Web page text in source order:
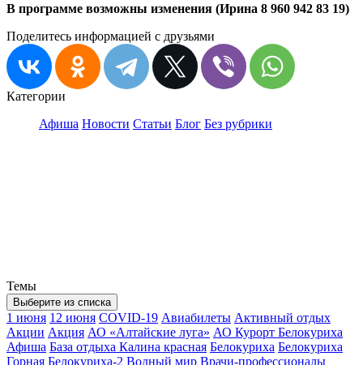
В программе возможны изменения (Ирина 8 960 942 83 19)
Поделитесь информацией с друзьями
Категории
Афиша Новости Статьи Блог Без рубрики
Темы
Выберите из списка
1 июня 12 июня COVID-19 Авиабилеты Активный отдых
Акции Акция АО «Алтайские луга» АО Курорт Белокуриха
Афиша База отдыха Калина красная Белокуриха Белокуриха
Горная Белокуриха-2 Водный мир Врачи-профессионалы